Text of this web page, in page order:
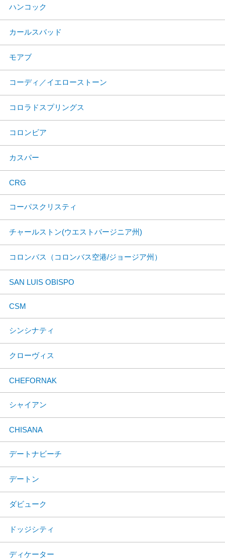
ハンコック
カールスバッド
モアブ
コーディ／イエローストーン
コロラドスプリングス
コロンビア
カスパー
CRG
コーパスクリスティ
チャールストン(ウエストバージニア州)
コロンバス（コロンバス空港/ジョージア州）
SAN LUIS OBISPO
CSM
シンシナティ
クローヴィス
CHEFORNAK
シャイアン
CHISANA
デートナビーチ
デートン
ダビューク
ドッジシティ
ディケーター